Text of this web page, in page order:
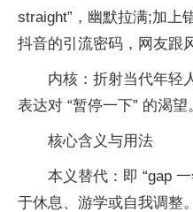
straight”，幽默拉满;加上
抖音的引流密码，网友跟
内核：折射当代年轻
表达对 “暂停一下” 的渴望
核心含义与用法
本义替代：即 “gap
于休息、游学或自我调整。